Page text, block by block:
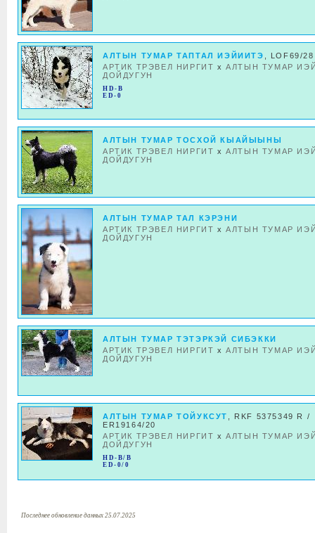
АЛТЫН ТУМАР ТАПТАЛ ИЭЙИИТЭ
, LOF69/28
АРТИК ТРЭВЕЛ НИРГИТ xАЛТЫН ТУМАР
ДОЙДУГУН
HD-B
ED-0
АЛТЫН ТУМАР ТОСХОЙ КЫАЙЫЫНЫ
АРТИК ТРЭВЕЛ НИРГИТ xАЛТЫН ТУМАР
ДОЙДУГУН
АЛТЫН ТУМАР ТАЛ КЭРЭНИ
АРТИК ТРЭВЕЛ НИРГИТ xАЛТЫН ТУМАР
ДОЙДУГУН
АЛТЫН ТУМАР ТЭТЭРКЭЙ СИБЭККИ
АРТИК ТРЭВЕЛ НИРГИТ xАЛТЫН ТУМАР
ДОЙДУГУН
АЛТЫН ТУМАР ТОЙУКСУТ
, RKF 5375349 R /
ER19164/20
АРТИК ТРЭВЕЛ НИРГИТ xАЛТЫН ТУМАР
ДОЙДУГУН
HD-B/B
ED-0/0
Последнее обновление данных 25.07.2025